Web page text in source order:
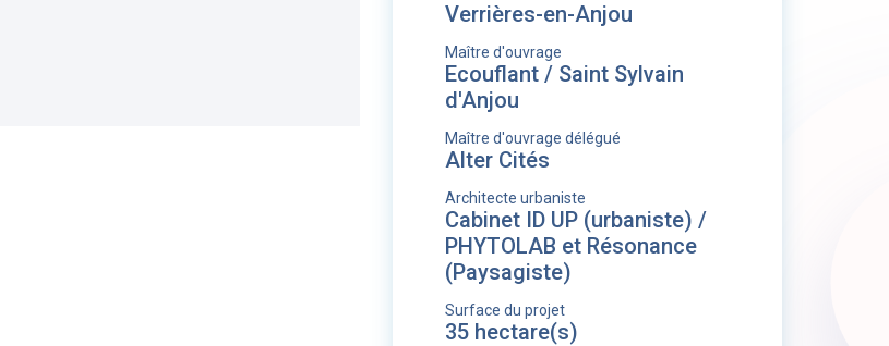
Verrières-en-Anjou
Maître d'ouvrage
Ecouflant / Saint Sylvain
d'Anjou
Maître d'ouvrage délégué
Alter Cités
Architecte urbaniste
Cabinet ID UP (urbaniste) /
PHYTOLAB et Résonance
(Paysagiste)
Surface du projet
35 hectare(s)